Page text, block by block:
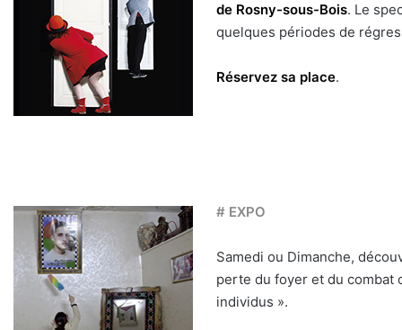
de Rosny-sous-Bois. Le
quelques périodes de
Réservez sa place.
# EXPO
Samedi ou Dimanche,
perte du foyer et du combat
individus ».